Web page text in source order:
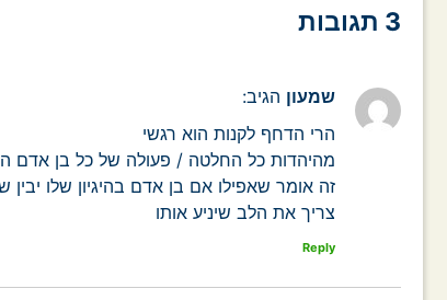
3 תגובות
שמעון הגיב:
הרי הדחף לקנות הוא רגשי
מהיהדות כל החלטה / פעולה של כל בן אדם
זה אומר שאפילו אם בן אדם בהיגיון שלו יבין
צריך את הלב שיניע אותו
Reply